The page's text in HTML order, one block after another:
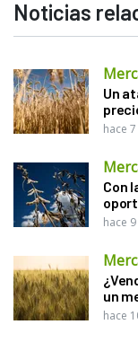
Noticias
Un
hace
Con
hace
un
hace